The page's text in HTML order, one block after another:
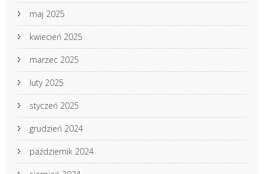
maj 2025
kwiecień 2025
marzec 2025
luty 2025
styczeń 2025
grudzień 2024
październik 2024